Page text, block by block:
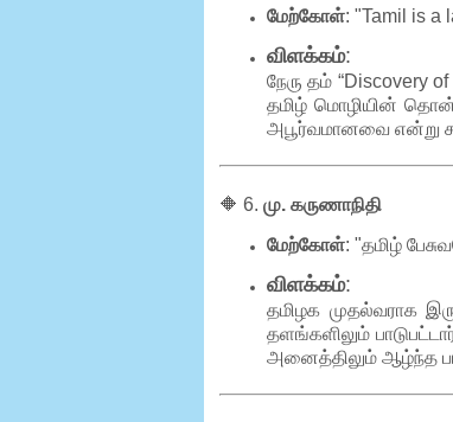
மேற்கோள்: "Tamil is a
விளக்கம்:
நேரு தம் “Discovery of
தமிழ் மொழியின்
அபூர்வமானவை என்று
🔶 6. மு. கருணாநிதி
மேற்கோள்: "தமிழ்
விளக்கம்:
தமிழக முதல்வராக
தளங்களிலும்
அனைத்திலும் ஆழ்ந்த